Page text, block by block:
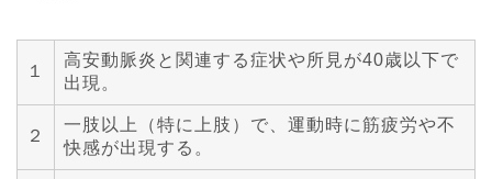
１
高安動脈炎と関連する症状や所見が40歳以下で
出現。
２
一肢以上（特に上肢）で、運動時に筋疲労や不
快感が出現する。